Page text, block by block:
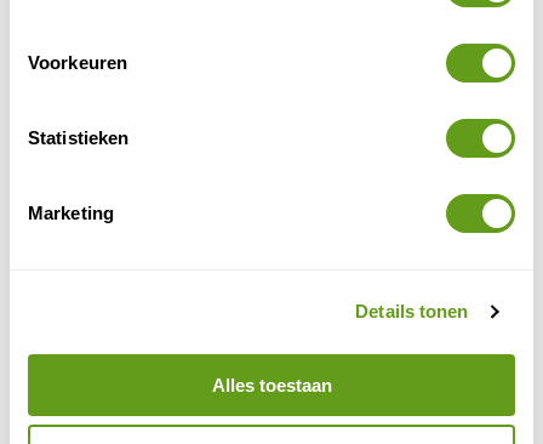
Voorkeuren
Statistieken
Marketing
Details tonen
Alles toestaan
Langs o.a. het Comomeer en Iseomeer.
Riksja Travel - Rondreizen Italië
Bouwstenen